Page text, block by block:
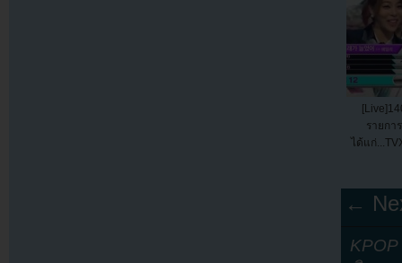
รายกา
ได้แก่
←